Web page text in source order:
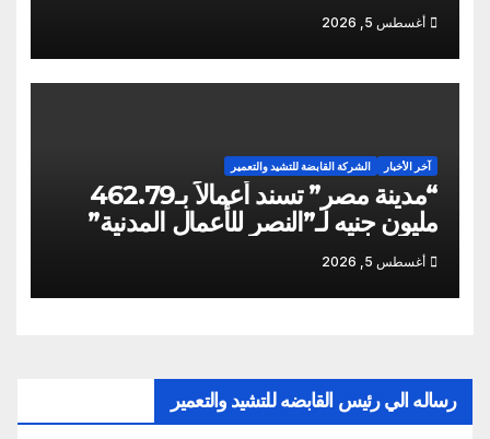
ومزيد من التعنت المستمر.. و لجوء
للقابضة إلى صدمة الكواليس!
أغسطس 5, 2026
آخر الأخبار الشركة القابضة للتشيد والتعمير
“مدينة مصر” تسند أعمالاً بـ462.79
مليون جنيه لـ”النصر للأعمال المدنية”
أغسطس 5, 2026
رساله الي رئيس القابضه للتشيد والتعمير